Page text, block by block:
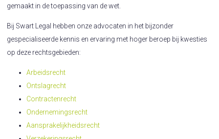
gemaakt in de toepassing van de wet.
Bij Swart Legal hebben onze advocaten in het bijzonder
gespecialiseerde kennis en ervaring met hoger beroep bij kwesties
op deze rechtsgebieden:
Arbeidsrecht
Ontslagrecht
Contractenrecht
Ondernemingsrecht
Aansprakelijkheidsrecht